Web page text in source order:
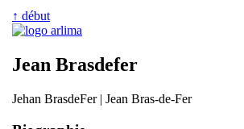
↑ début
Jean Brasdefer
Jehan BrasdeFer | Jean Bras-de-Fer